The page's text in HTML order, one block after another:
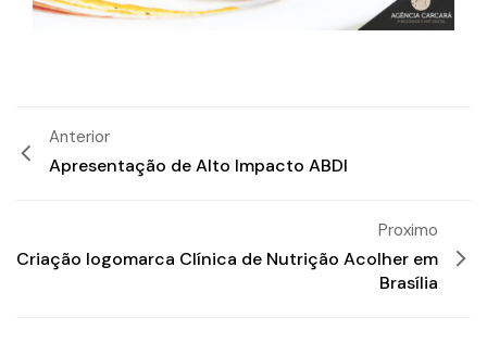
Anterior
Apresentação de Alto Impacto ABDI
Proximo
Criação logomarca Clínica de Nutrição Acolher em
Brasília